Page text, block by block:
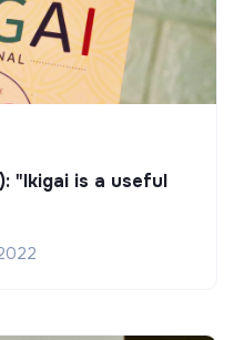
"Ikigai is a useful